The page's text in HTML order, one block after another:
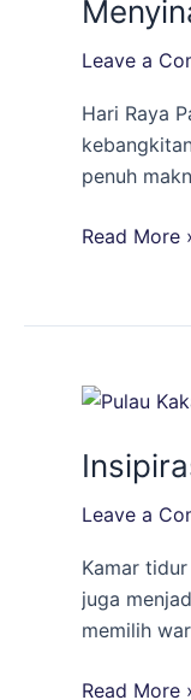
Leave a
Hari Raya
penuh
Anda
Hari
Raya
Paskah:
Kilauan
Warna
yang
Rumah
Read More
Leave a
Kamar
juga
memilih
Insipirasi
di
Dalam
Kamar:
Inspirasi
Warna
Cat
Kakaban
Read More